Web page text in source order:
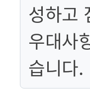
성하고
우대사
습니다.